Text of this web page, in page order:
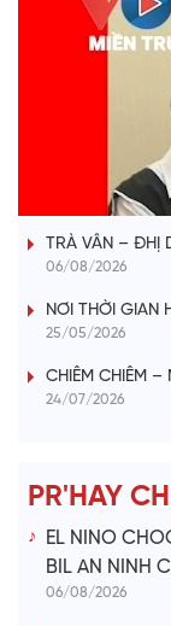
VÀI PHÚT
TRÀ VÂN – ĐHỊ
06/08/2026
NƠI THỜI GIAN
25/05/2026
CHIÊM CHIÊM –
24/07/2026
PR'HAY
EL NINO
BIL AN NINH
06/08/2026